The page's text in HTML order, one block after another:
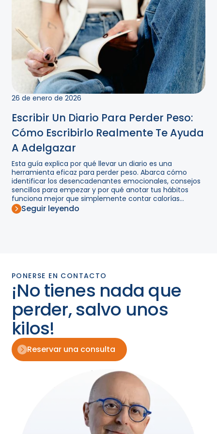
26 de enero de 2026
Escribir Un Diario Para Perder Peso:
Cómo Escribirlo Realmente Te Ayuda
A Adelgazar
Esta guía explica por qué llevar un diario es una
herramienta eficaz para perder peso. Abarca cómo
identificar los desencadenantes emocionales, consejos
sencillos para empezar y por qué anotar tus hábitos
funciona mejor que simplemente contar calorías...
Seguir leyendo
PONERSE EN CONTACTO
¡No tienes nada que
perder, salvo unos
kilos!
Reservar una consulta